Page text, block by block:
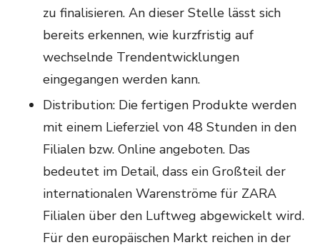
zu finalisieren. An dieser Stelle lässt sich
bereits erkennen, wie kurzfristig auf
wechselnde Trendentwicklungen
eingegangen werden kann.
Distribution: Die fertigen Produkte werden
mit einem Lieferziel von 48 Stunden in den
Filialen bzw. Online angeboten. Das
bedeutet im Detail, dass ein Großteil der
internationalen Warenströme für ZARA
Filialen über den Luftweg abgewickelt wird.
Für den europäischen Markt reichen in der